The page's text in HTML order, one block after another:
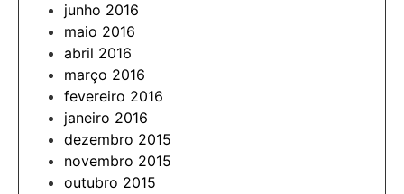
junho 2016
maio 2016
abril 2016
março 2016
fevereiro 2016
janeiro 2016
dezembro 2015
novembro 2015
outubro 2015